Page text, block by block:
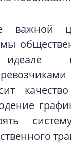
важной